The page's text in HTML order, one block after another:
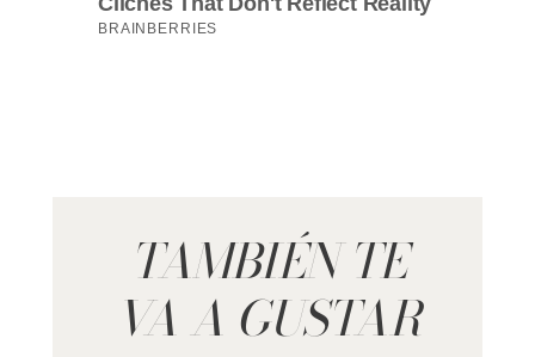
TAMBIÉN TE
VA A GUSTAR